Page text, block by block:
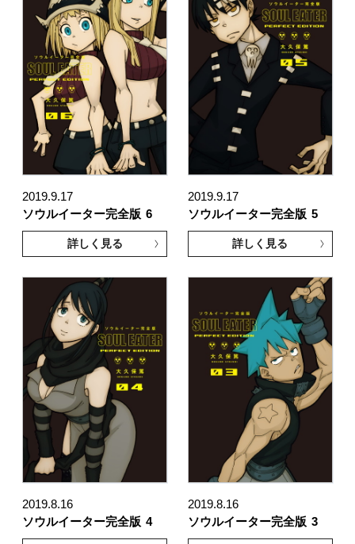
2019.9.17
ソウルイーター完全版 6
詳しく見る
2019.9.17
ソウルイーター完全版 5
詳しく見る
2019.8.16
ソウルイーター完全版 4
2019.8.16
ソウルイーター完全版 3